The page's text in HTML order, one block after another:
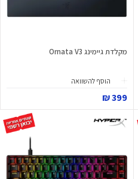
מקלדת גיימינג Ornata V3
הוסף להשוואה
399 ₪